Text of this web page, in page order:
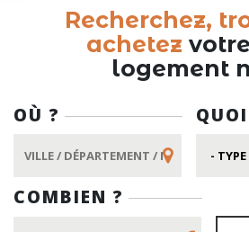
Recherchez,
achetez
logement
OÙ ?
COMBIEN ?